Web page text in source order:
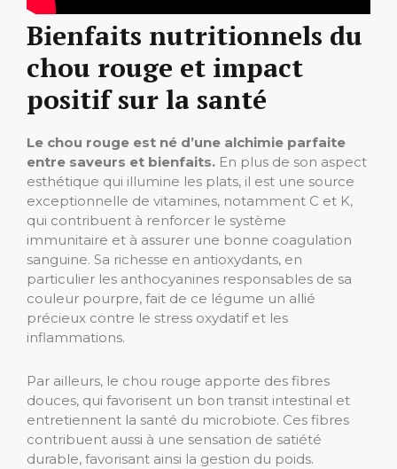
Bienfaits nutritionnels du
chou rouge et impact
positif sur la santé
Le chou rouge est né d’une alchimie parfaite
entre saveurs et bienfaits. En plus de son aspect
esthétique qui illumine les plats, il est une source
exceptionnelle de vitamines, notamment C et K,
qui contribuent à renforcer le système
immunitaire et à assurer une bonne coagulation
sanguine. Sa richesse en antioxydants, en
particulier les anthocyanines responsables de sa
couleur pourpre, fait de ce légume un allié
précieux contre le stress oxydatif et les
inflammations.
Par ailleurs, le chou rouge apporte des fibres
douces, qui favorisent un bon transit intestinal et
entretiennent la santé du microbiote. Ces fibres
contribuent aussi à une sensation de satiété
durable, favorisant ainsi la gestion du poids.